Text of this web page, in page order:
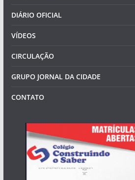
DIÁRIO OFICIAL
VÍDEOS
CIRCULAÇÃO
GRUPO JORNAL DA CIDADE
CONTATO